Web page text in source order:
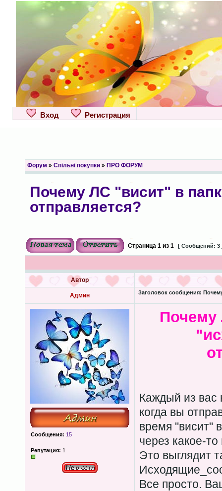
Вход Регистрация
Форум » Спільні покупки» ПРО ФОРУМ
Почему ЛС "висит" в
отправляется?
Страница 1из 1 [ Сообщений: 3
Автор
Админ Заголовок сообщения:
Сообщения: 15
Репутация: 1
Почему
Каждый из вас
когда вы
время "висит"
через какое-
Это выглядит
Все просто.